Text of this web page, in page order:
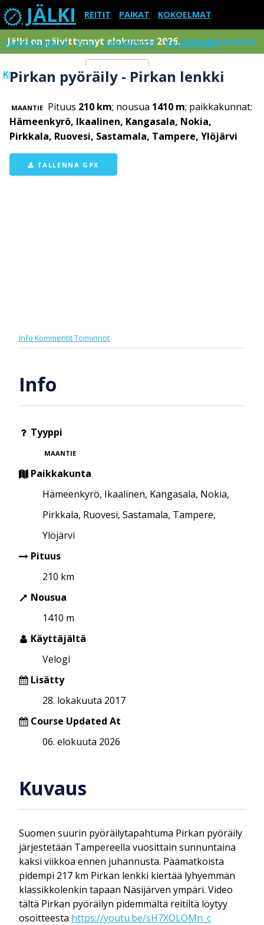
JÄLKI REITIT PAIKAT KOKOELMAT
PAIKKAKUNNAT ETSI KOMMENTIT RAJOITUKSET
KIRJAUDU SISÄÄN Menu
Jälki on päivittynnyt elokuussa 2026.Lue tarkemmin
Pirkan pyöräily - Pirkan lenkki
MAANTIE Pituus 210 km; nousua 1410 m; paikkakunnat:
Hämeenkyrö, Ikaalinen, Kangasala, Nokia,
Pirkkala, Ruovesi, Sastamala, Tampere, Ylöjärvi
TALLENNA GPX
Info KommentitToiminnot
Info
Tyyppi
MAANTIE
Paikkakunta
Hämeenkyrö, Ikaalinen, Kangasala, Nokia,
Pirkkala, Ruovesi, Sastamala, Tampere,
Ylöjärvi
Pituus
210 km
Nousua
1410 m
Käyttäjältä
Velogi
Lisätty
28. lokakuuta 2017
Course Updated At
06. elokuuta 2026
Kuvaus
Suomen suurin pyöräilytapahtuma Pirkan pyöräily
järjestetään Tampereella vuosittain sunnuntaina
kaksi viikkoa ennen juhannusta. Päämatkoista
pidempi 217 km Pirkan lenkki kiertää lyhyemmän
klassikkolenkin tapaan Näsijärven ympäri. Video
tältä Pirkan pyöräilyn pidemmältä reitiltä löytyy
osoitteesta https://youtu.be/sH7XOLOMn_c